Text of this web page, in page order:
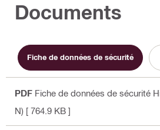
Documents
Fiche de données de sécurité
PDF Fiche de données de sécurité
N) [ 764.9 KB ]